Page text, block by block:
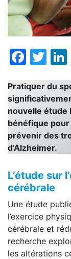
Pratiquer du
nouvelle étude
bénéfique pour
prévenir des
d’Alzheimer.
L’étude sur
cérébrale
Une étude
l’exercice
cérébrale et
recherche
les altérations